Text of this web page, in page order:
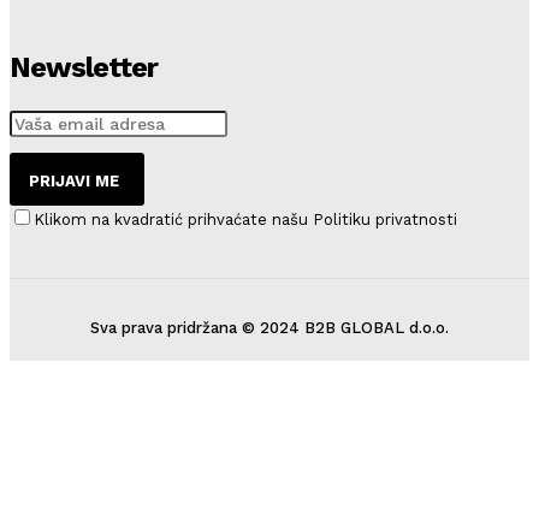
Newsletter
PRIJAVI ME
Klikom na kvadratić prihvaćate našu Politiku privatnosti
Sva prava pridržana © 2024 B2B GLOBAL d.o.o.